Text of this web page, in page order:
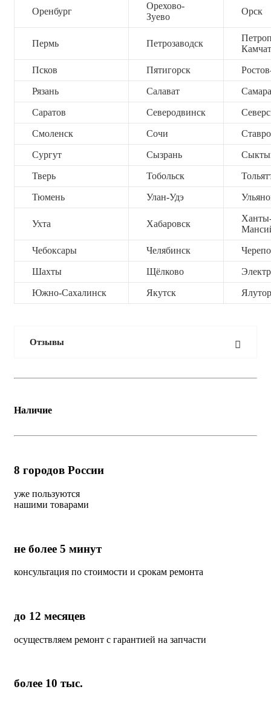
Оренбург
Орехово-
Зуево
Орск
Пермь Петрозаводск
Псков Пятигорск
Рязань Салават Самара
Саратов Северодвинск
Смоленск Сочи
Сургут Сызрань
Тверь Тобольск
Тюмень Улан-Удэ
Ухта Хабаровск
Чебоксары Челябинск
Шахты Щёлково
Южно-Сахалинск Якутск
Отзывы
Наличие
8 городов России
уже пользуются
нашими товарами
не более 5 минут
консультация по стоимости и срокам ремонта
до 12 месяцев
осуществляем ремонт с гарантией на запчасти
более 10 тыс.